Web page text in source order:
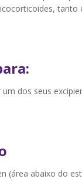
dos seus
(área abaixo do